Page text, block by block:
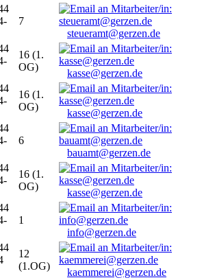
7
steueramt@gerzen.de
16 (1.
OG)
kasse@gerzen.de
16 (1.
OG)
kasse@gerzen.de
6
bauamt@gerzen.de
16 (1.
OG)
kasse@gerzen.de
1
info@gerzen.de
12
(1.OG)
kaemmerei@gerzen.de